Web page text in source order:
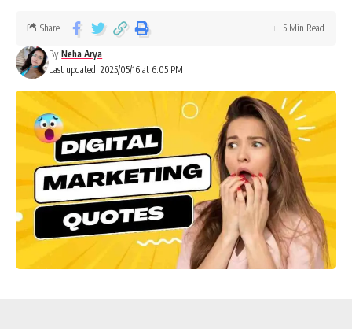
Last updated: 2025/05/16 at 6:05 PM
By Neha Arya
Share 5 Min Read